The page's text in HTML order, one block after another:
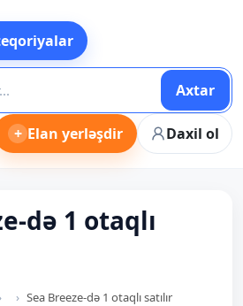
Axtar
+ Elan yerləşdir Daxil ol
də 1 otaqlı
Sea Breeze-də 1 otaqlı satılır